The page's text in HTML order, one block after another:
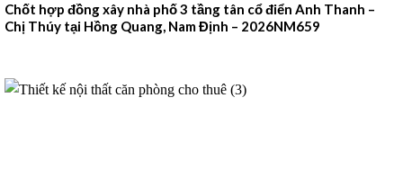
Chốt hợp đồng xây nhà phố 3 tầng tân cổ điển Anh Thanh –
Chị Thúy tại Hồng Quang, Nam Định – 2026NM659